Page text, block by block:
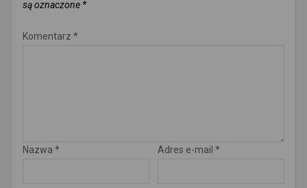
są oznaczone *
Komentarz *
Nazwa * Adres e-mail *